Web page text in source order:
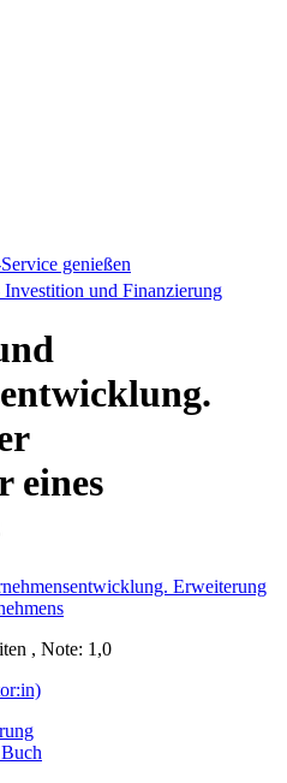
genießen
und Finanzierung
eines
, Note: 1,0